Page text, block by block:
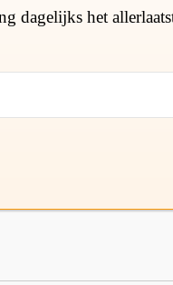
dagelijks het